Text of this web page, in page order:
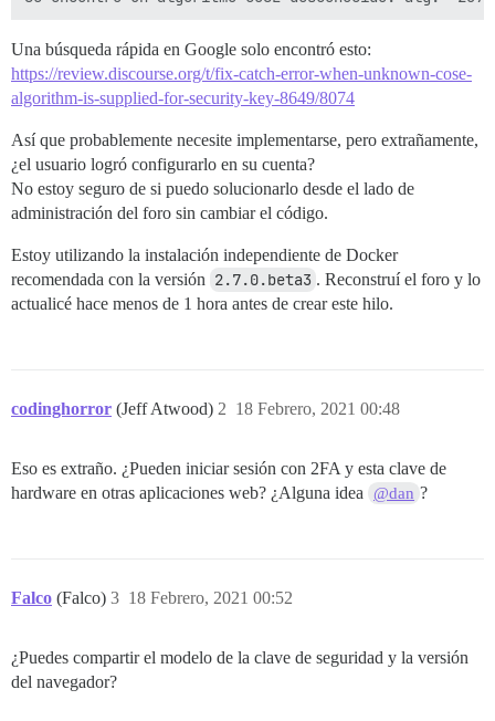
Una búsqueda rápida en Google solo encontró esto:
https://review.discourse.org/t/fix-catch-error-when-unknown-cose-
algorithm-is-supplied-for-security-key-8649/8074
Así que probablemente necesite implementarse, pero extrañamente,
¿el usuario logró configurarlo en su cuenta?
No estoy seguro de si puedo solucionarlo desde el lado de
administración del foro sin cambiar el código.
Estoy utilizando la instalación independiente de Docker
recomendada con la versión 2.7.0.beta3 . Reconstruí el foro y lo
actualicé hace menos de 1 hora antes de crear este hilo.
codinghorror (Jeff Atwood) 18 Febrero, 2021 00:48
2
Eso es extraño. ¿Pueden iniciar sesión con 2FA y esta clave de
hardware en otras aplicaciones web? ¿Alguna idea
@dan ?
Falco (Falco) 18 Febrero, 2021 00:52
3
¿Puedes compartir el modelo de la clave de seguridad y la versión
del navegador?